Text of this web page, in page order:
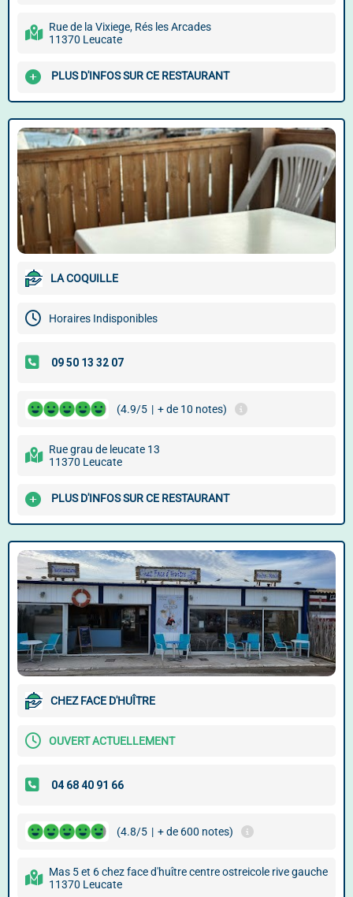
Rue de la Vixiege, Rés les Arcades
11370 Leucate
PLUS D'INFOS SUR CE RESTAURANT
LA COQUILLE
Horaires Indisponibles
(4.9/5 | + de 10 notes)
Rue grau de leucate 13
11370 Leucate
PLUS D'INFOS SUR CE RESTAURANT
CHEZ FACE D'HUÎTRE
OUVERT ACTUELLEMENT
(4.8/5 | + de 600 notes)
Mas 5 et 6 chez face d'huître centre ostreicole rive gauche
11370 Leucate